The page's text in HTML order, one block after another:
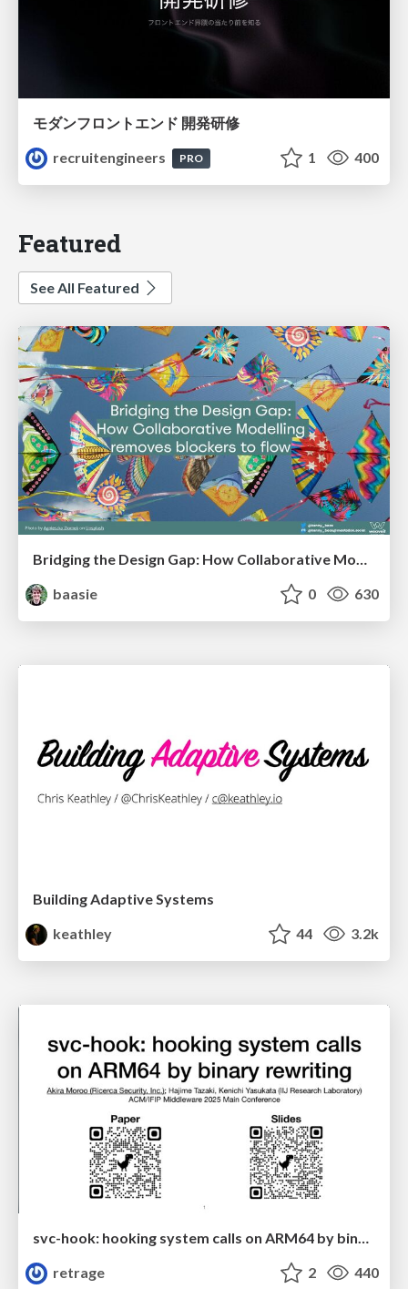
モダンフロントエンド 開発研修
recruitengineers
PRO 1 400
Featured
See All Featured
Bridging the Design Gap: How Collaborative Modelling removes blockers to flow between stakeholders and teams @FastFlow conf
baasie
0 630
Building Adaptive Systems
keathley
44 3.2k
svc-hook: hooking system calls on ARM64 by binary rewriting
retrage
2 440